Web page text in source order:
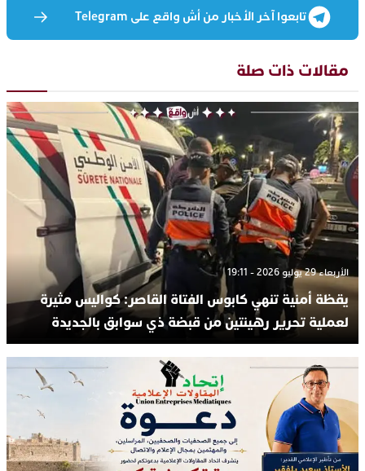
تابعوا آخر الأخبار من أش واقع على Telegram
مقالات ذات صلة
الأربعاء 29 يوليو 2026 - 19:11
يقظة أمنية تنهي كابوس الفتاة القاصر: كواليس مثيرة
لعملية تحرير رهينتين من قبضة ذي سوابق بالجديدة